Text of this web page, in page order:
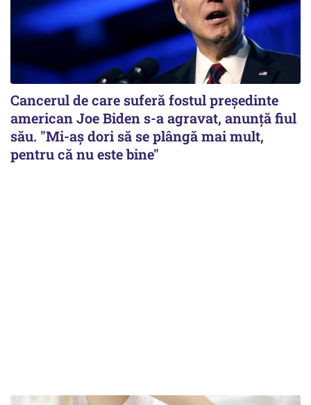
Cancerul de care suferă fostul preşedinte
american Joe Biden s-a agravat, anunță fiul
său. "Mi-aș dori să se plângă mai mult,
pentru că nu este bine"